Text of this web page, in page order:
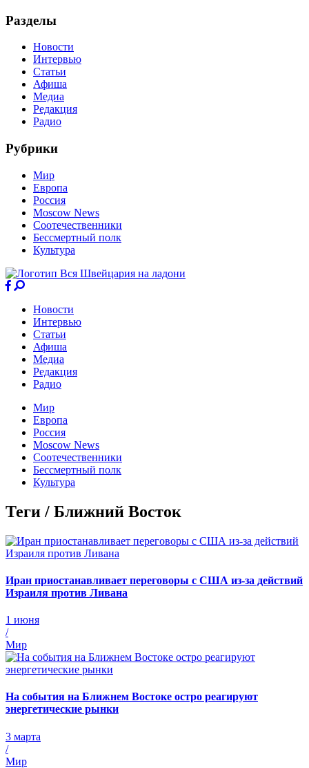
Разделы
Новости
Интервью
Статьи
Афиша
Медиа
Редакция
Радио
Рубрики
Мир
Европа
Россия
Moscow News
Соотечественники
Бессмертный полк
Культура
Новости
Интервью
Статьи
Афиша
Медиа
Редакция
Радио
Мир
Европа
Россия
Moscow News
Соотечественники
Бессмертный полк
Культура
Теги / Ближний Восток
Иран приостанавливает переговоры с США из-за действий
Израиля против Ливана
1 июня
/
Мир
На события на Ближнем Востоке остро реагируют
энергетические рынки
3 марта
/
Мир